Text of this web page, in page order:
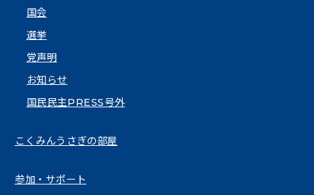
国会
選挙
党声明
お知らせ
国民民主PRESS号外
こくみんうさぎの部屋
参加・サポート